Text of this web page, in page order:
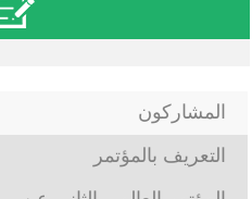
التعريف بالمؤتمر
المشاركون